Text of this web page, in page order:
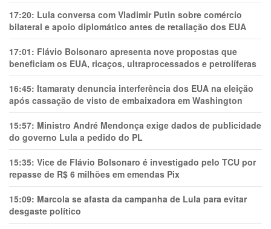
17:20: Lula conversa com Vladimir Putin sobre comércio
bilateral e apoio diplomático antes de retaliação dos EUA
17:01: Flávio Bolsonaro apresenta nove propostas que
beneficiam os EUA, ricaços, ultraprocessados e petrolíferas
16:45: Itamaraty denuncia interferência dos EUA na eleição
após cassação de visto de embaixadora em Washington
15:57: Ministro André Mendonça exige dados de publicidade
do governo Lula a pedido do PL
15:35: Vice de Flávio Bolsonaro é investigado pelo TCU por
repasse de R$ 6 milhões em emendas Pix
15:09: Marcola se afasta da campanha de Lula para evitar
desgaste político